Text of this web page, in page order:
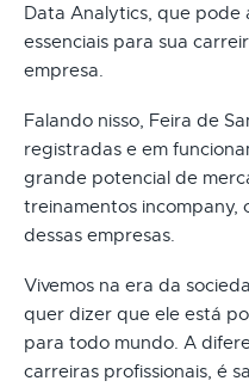
Data Analytics, que pode
essenciais para sua
empresa.
Falando nisso, Feira de
registradas e em
grande potencial de
treinamentos incompany,
dessas empresas.
Vivemos na era da
quer dizer que ele está
para todo mundo. A
carreiras profissionais, é